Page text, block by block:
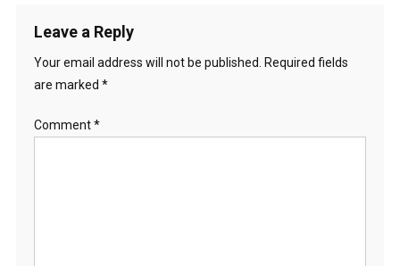
Leave a Reply
Your email address will not be published. Required fields
are marked *
Comment*